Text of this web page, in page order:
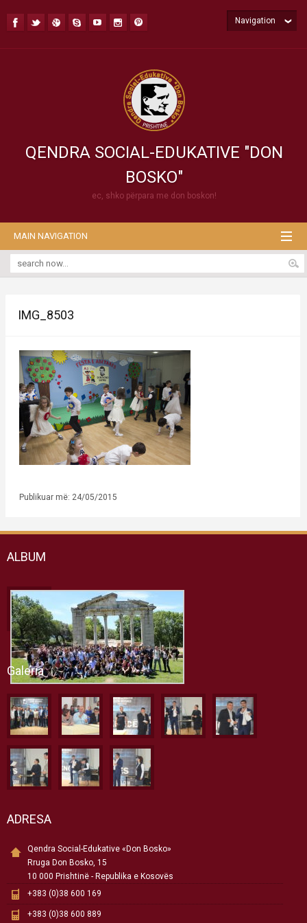
QENDRA SOCIAL-EDUKATIVE "DON
BOSKO"
ec, shko përpara me don boskon!
Navigation
MAIN NAVIGATION
IMG_8503
Publikuar më: 24/05/2015
ALBUM
Galeria
ADRESA
Qendra Social-Edukative «Don Bosko»
Rruga Don Bosko, 15
10 000 Prishtinë - Republika e Kosovës
+383 (0)38 600 169
+383 (0)38 600 889